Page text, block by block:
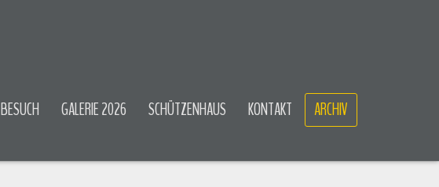
BESUCH GALERIE 2026 SCHÜTZENHAUS KONTAKT ARCHIV